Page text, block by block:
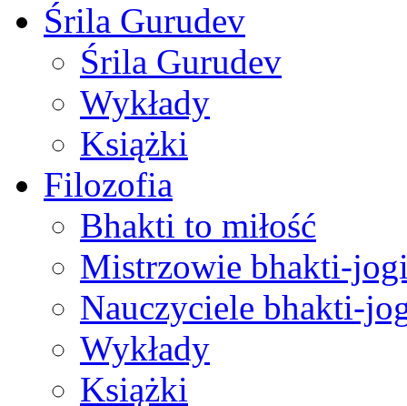
Śrila Gurudev
Śrila Gurudev
Wykłady
Książki
Filozofia
Bhakti to miłość
Mistrzowie bhakti-
Nauczyciele bhakti-
Wykłady
Książki